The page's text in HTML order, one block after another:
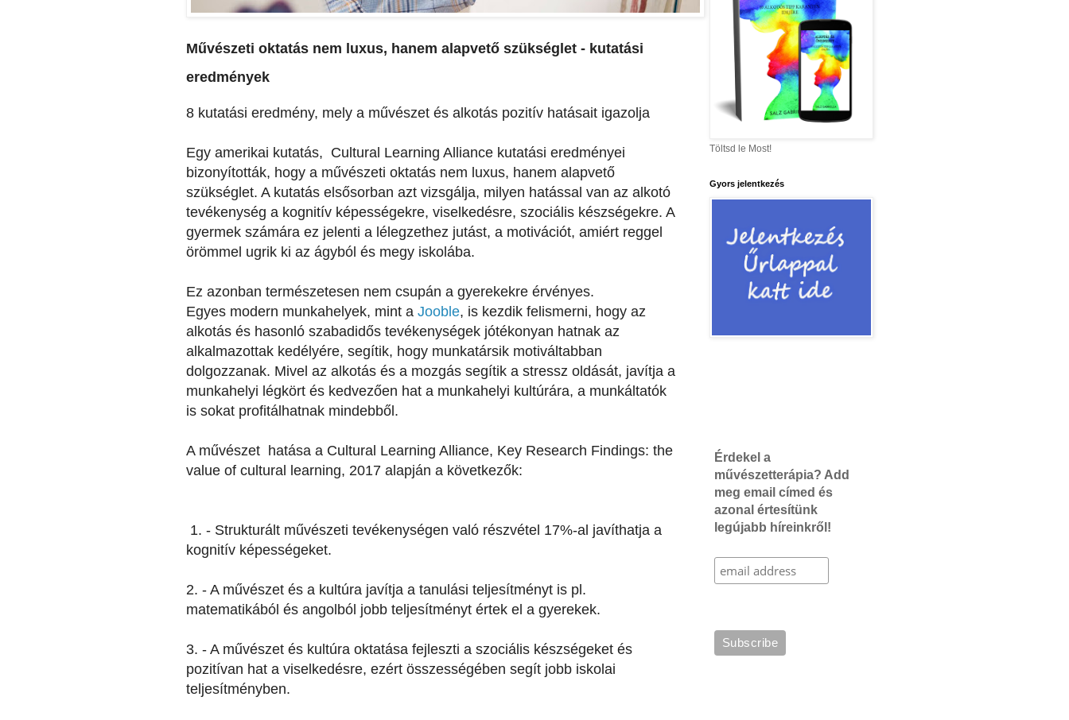
Művészeti oktatás nem luxus, hanem alapvető szükséglet - kutatási
eredmények
8 kutatási eredmény, mely a művészet és alkotás pozitív hatásait igazolja
Egy amerikai kutatás, Cultural Learning Alliance kutatási eredményei
bizonyították, hogy a művészeti oktatás nem luxus, hanem alapvető
szükséglet. A kutatás elsősorban azt vizsgálja, milyen hatással van az alkotó
tevékenység a kognitív képességekre, viselkedésre, szociális készségekre. A
gyermek számára ez jelenti a lélegzethez jutást, a motivációt, amiért reggel
örömmel ugrik ki az ágyból és megy iskolába.
Ez azonban természetesen nem csupán a gyerekekre érvényes.
Egyes modern munkahelyek, mint a Jooble, is kezdik felismerni, hogy az
alkotás és hasonló szabadidős tevékenységek jótékonyan hatnak az
alkalmazottak kedélyére, segítik, hogy munkatársik motiváltabban
dolgozzanak. Mivel az alkotás és a mozgás segítik a stressz oldását, javítja a
munkahelyi légkört és kedvezően hat a munkahelyi kultúrára, a munkáltatók
is sokat profitálhatnak mindebből.
A művészet hatása a Cultural Learning Alliance, Key Research Findings: the
value of cultural learning, 2017 alapján a következők:
1. - Strukturált művészeti tevékenységen való részvétel 17%-al javíthatja a
kognitív képességeket.
2. - A művészet és a kultúra javítja a tanulási teljesítményt is pl.
matematikából és angolból jobb teljesítményt értek el a gyerekek.
3. - A művészet és kultúra oktatása fejleszti a szociális készségeket és
pozitívan hat a viselkedésre, ezért összességében segít jobb iskolai
teljesítményben.
Töltsd le Most!
Gyors jelentkezés
Érdekel a
művészetterápia? Add
meg email címed és
azonal értesítünk
legújabb híreinkről!